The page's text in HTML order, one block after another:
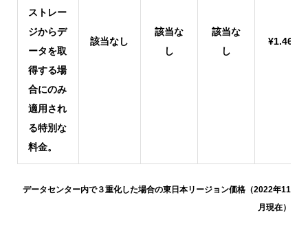
ストレー
ジからデ
ータを取
得する場
合にのみ
適用され
る特別な
料金。
該当なし
該当な
し
該当な
し
¥1.4602
データセンター内で３重化した場合の東日本リージョン価格（2022年11
月現在）